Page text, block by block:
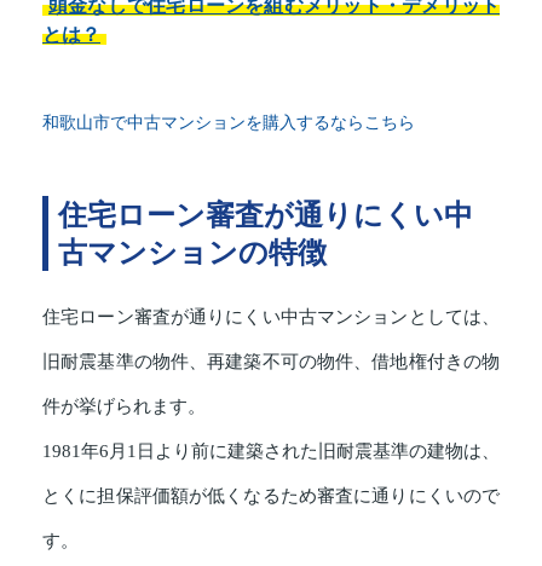
頭金なしで住宅ローンを組むメリット・デメリット
とは？
和歌山市で中古マンションを購入するならこちら
住宅ローン審査が通りにくい中
古マンションの特徴
住宅ローン審査が通りにくい中古マンションとしては、
旧耐震基準の物件、再建築不可の物件、借地権付きの物
件が挙げられます。
1981年6月1日より前に建築された旧耐震基準の建物は、
とくに担保評価額が低くなるため審査に通りにくいので
す。